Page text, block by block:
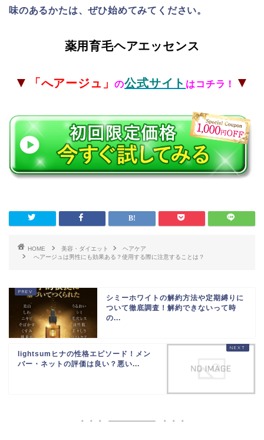
味のあるかたは、ぜひ始めてみてください。
薬用育毛ヘアエッセンス
▼ 「へアージュ 」の公式サイト はコチラ！ ▼
HOME 美容・ダイエット
ヘアケア
へアージュは男性にも効果ある？使用する際に注意することは？
シミーホワイトの解約方法や定期縛りに
ついて徹底調査！解約できないって時
の...
lightsumヒナの性格エピソード！メン
バー・ネットの評価は良い？悪い...